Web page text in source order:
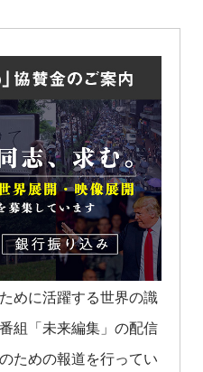
めに活躍する世界の識
組「未来編集」の配信
ための報道を行ってい